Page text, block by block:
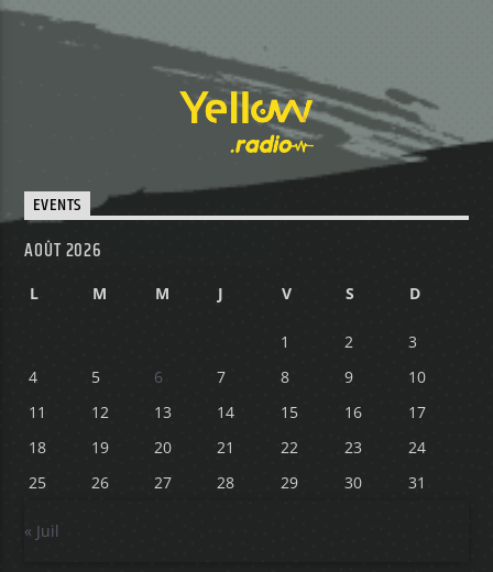
EVENTS
AOÛT 2026
L M M J V S D
1 2
3
4
5 6 7 8 9
10
11
12 13 14 15 16
17
18
19 20 21 22 23
24
25
26 27 28 29 30 31
« Juil